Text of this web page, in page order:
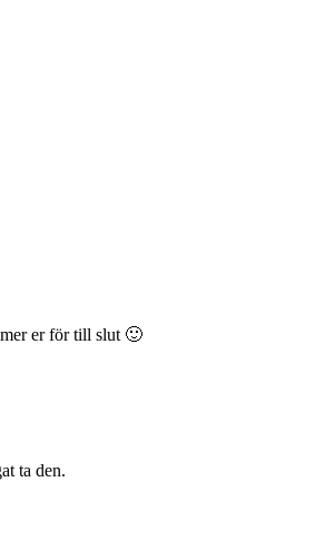
er för till slut 🙂
ta den.